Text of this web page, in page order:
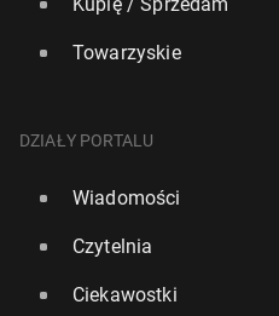
Kupię / Sprzedam
Towarzyskie
DZIAŁY PORTALU
Wiadomości
Czytelnia
Ciekawostki